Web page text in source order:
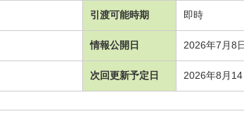
引渡可能時期 即時
情報公開日 2026年7月8
次回更新予定日 2026年8月